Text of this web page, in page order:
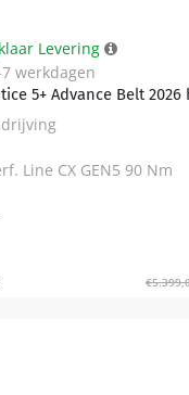
5+ Advance Belt 2026
Levering
werkdagen
Line CX GEN5 90 Nm
€